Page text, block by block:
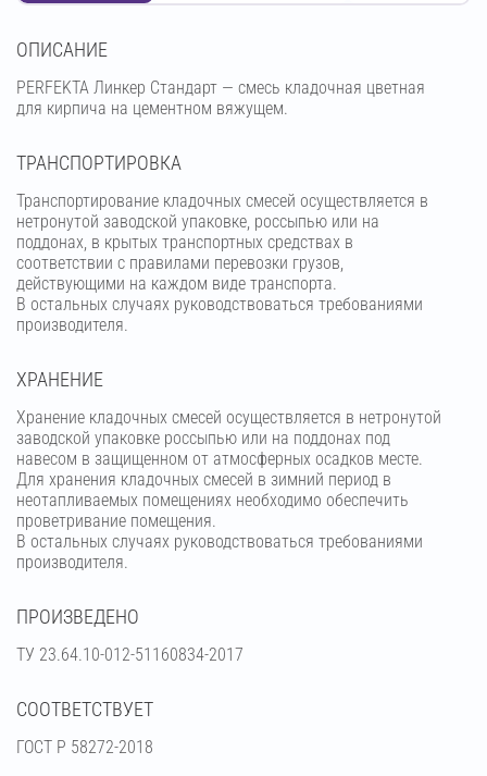
OПИСАНИЕ
PERFEKTA Линкер Стандарт — смесь кладочная цветная
для кирпича на цементном вяжущем.
ТРАНСПОРТИРОВКА
Транспортирование кладочных смесей осуществляется в
нетронутой заводской упаковке, россыпью или на
поддонах, в крытых транспортных средствах в
соответствии с правилами перевозки грузов,
действующими на каждом виде транспорта.
В остальных случаях руководствоваться требованиями
производителя.
ХРАНЕНИЕ
Хранение кладочных смесей осуществляется в нетронутой
заводской упаковке россыпью или на поддонах под
навесом в защищенном от атмосферных осадков месте.
Для хранения кладочных смесей в зимний период в
неотапливаемых помещениях необходимо обеспечить
проветривание помещения.
В остальных случаях руководствоваться требованиями
производителя.
ПРОИЗВЕДЕНО
ТУ 23.64.10-012-51160834-2017
СООТВЕТСТВУЕТ
ГОСТ Р 58272-2018